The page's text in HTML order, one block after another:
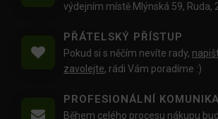
výdejním místě Mlýnská 59, Ruda,
PŘÁTELSKÝ PŘÍSTUP
Pokud si s něčím nevíte rady,
zavolejte, rádi Vám poradíme :)
PROFESIONÁLNÍ
Během celého procesu nákupu